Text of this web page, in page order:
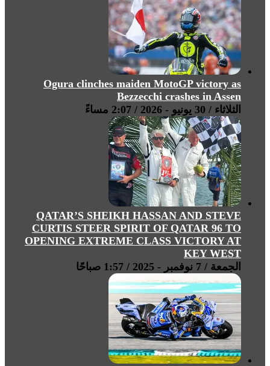
Ogura clinches maiden MotoGP victory as
Bezzecchi crashes in Assen
الثلاثاء / 30 يونيو - 2026 / 2:07 مساءً
QATAR’S SHEIKH HASSAN AND STEVE
CURTIS STEER SPIRIT OF QATAR 96 TO
OPENING EXTREME CLASS VICTORY AT
KEY WEST
الجمعة / 7 نوفمبر - 2025 / 1:57 صباحًا